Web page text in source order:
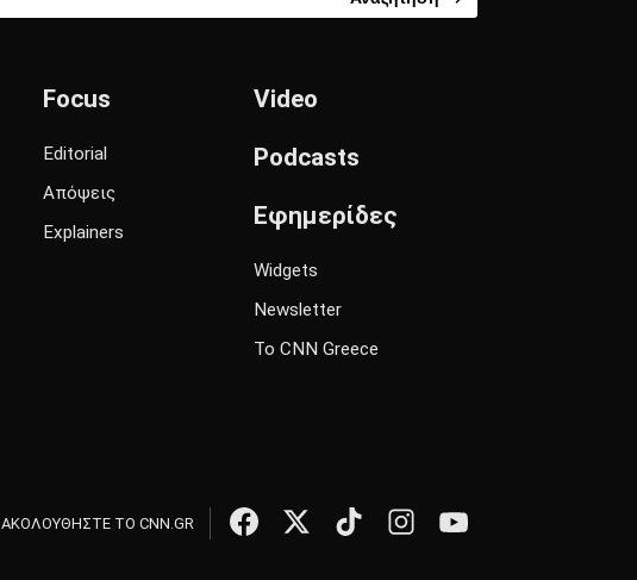
Focus
Editorial
Απόψεις
Explainers
Video
Podcasts
Εφημερίδες
Widgets
Newsletter
Το CNN Greece
ΑΚΟΛΟΥΘΗΣΤΕ ΤΟ CNN.GR